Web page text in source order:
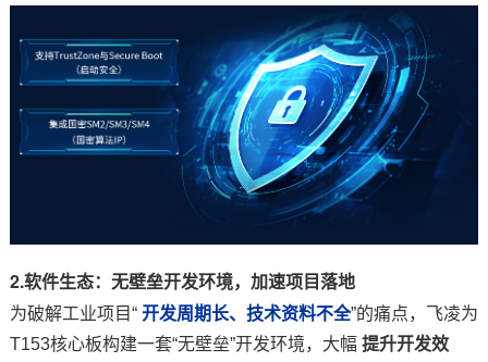
2.软件生态：无壁垒开发环境，加速项目落地
为破解工业项目“ 开发周期长、技术资料不全”的痛点，飞凌为
T153核心板构建一套“无壁垒”开发环境，大幅 提升开发效